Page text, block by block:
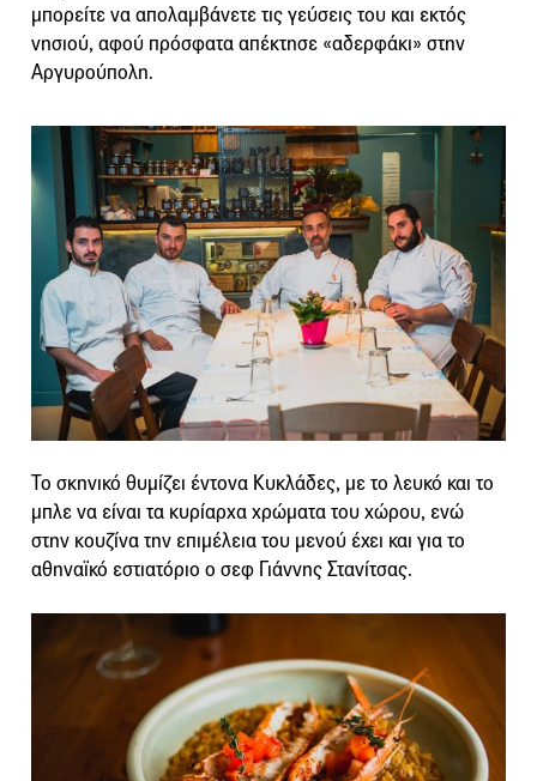
μπορείτε να απολαμβάνετε τις γεύσεις του και εκτός
νησιού, αφού πρόσφατα απέκτησε «αδερφάκι» στην
Αργυρούπολη.
Το σκηνικό θυμίζει έντονα Κυκλάδες, με το λευκό και το
μπλε να είναι τα κυρίαρχα χρώματα του χώρου, ενώ
στην κουζίνα την επιμέλεια του μενού έχει και για το
αθηναϊκό εστιατόριο ο σεφ Γιάννης Στανίτσας.